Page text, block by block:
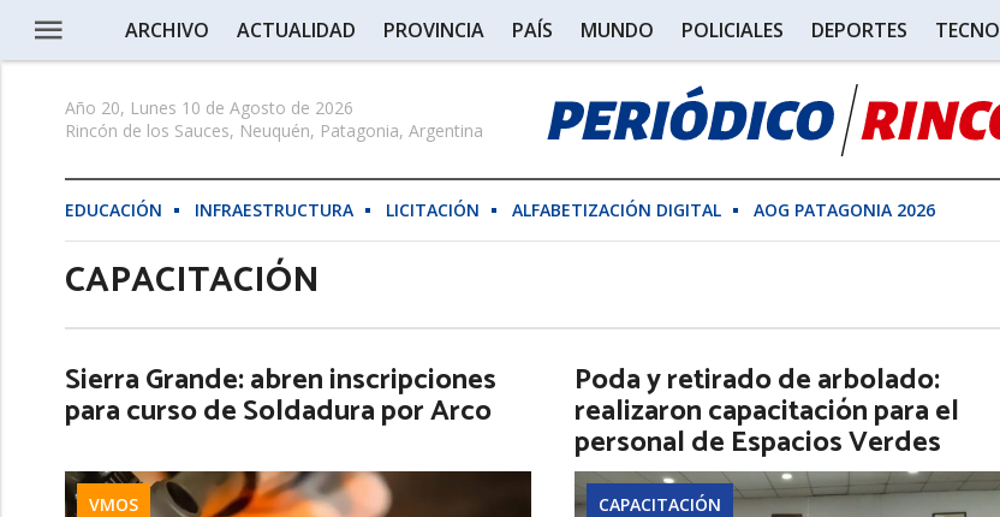
ARCHIVO ACTUALIDAD PROVINCIA PAÍS MUNDO POLICIALES DEPORTES TECNO
Año 20, Lunes 10 de Agosto de 2026
Rincón de los Sauces, Neuquén, Patagonia, Argentina
EDUCACIÓN INFRAESTRUCTURA LICITACIÓN ALFABETIZACIÓN DIGITAL AOG PATAGONIA 2026
CAPACITACIÓN
Sierra Grande: abren inscripciones
para curso de Soldadura por Arco
VMOS
Poda y retirado de arbolado:
realizaron capacitación para el
personal de Espacios Verdes
CAPACITACIÓN